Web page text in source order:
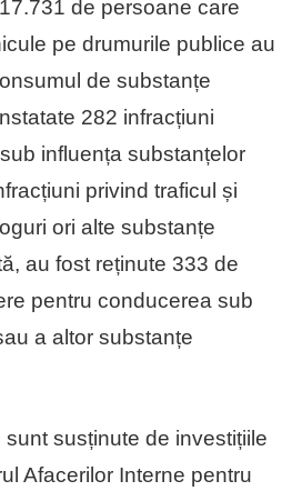
de persoane care
pe drumurile publice au
de substanțe
282 infracțiuni
influența substanțelor
privind traficul și
ori alte substanțe
au fost reținute 333 de
pentru conducerea sub
a altor substanțe
susținute de investițiile
Afacerilor Interne pentru